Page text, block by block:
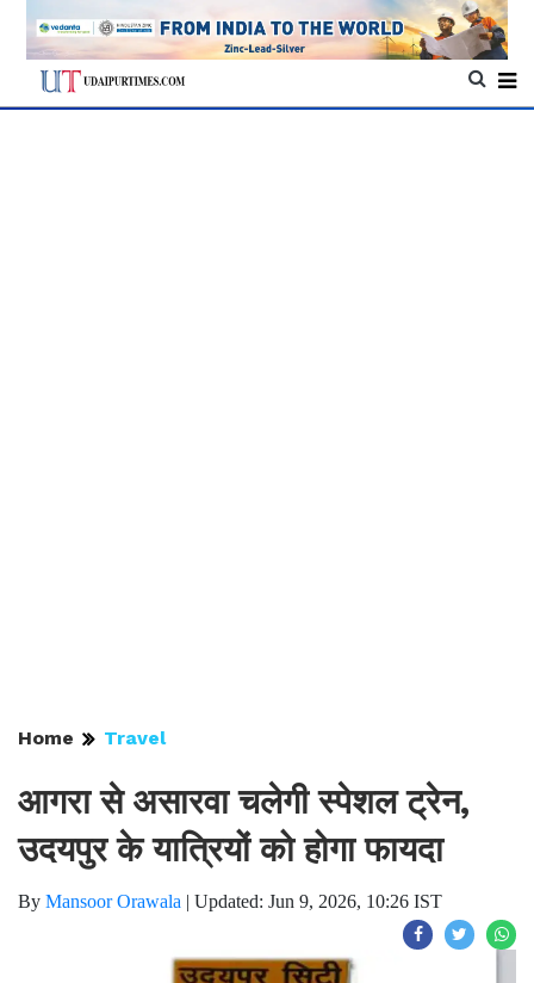
Home Travel
आगरा से असारवा चलेगी स्पेशल ट्रेन,
उदयपुर के यात्रियों को होगा फायदा
By Mansoor Orawala | Updated: Jun 9, 2026, 10:26 IST